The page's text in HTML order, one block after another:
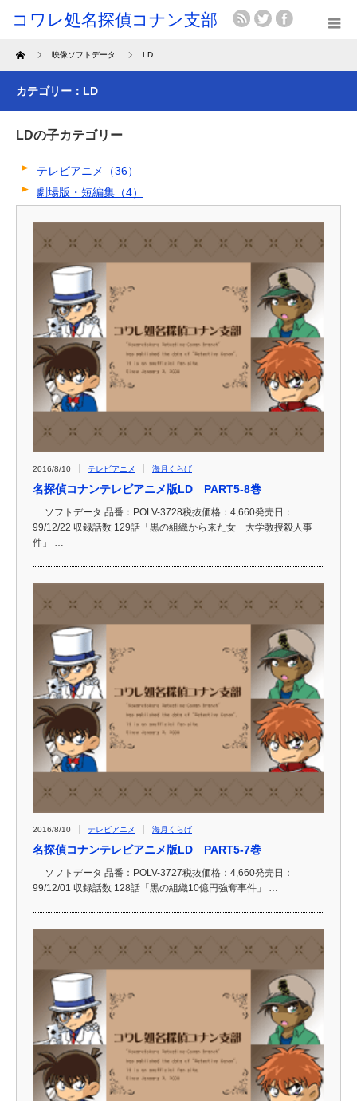
Home 映像ソフトデータ LD
カテゴリー：LD
LDの子カテゴリー
テレビアニメ（36）
劇場版・短編集（4）
2016/8/10 テレビアニメ 海月くらげ
名探偵コナンテレビアニメ版LD PART5-8巻
ソフトデータ 品番：POLV-3728税抜価格：4,660発売日：
99/12/22 収録話数 129話「黒の組織から来た女 大学教授殺人事
件」 …
2016/8/10 テレビアニメ 海月くらげ
名探偵コナンテレビアニメ版LD PART5-7巻
ソフトデータ 品番：POLV-3727税抜価格：4,660発売日：
99/12/01 収録話数 128話「黒の組織10億円強奪事件」 …